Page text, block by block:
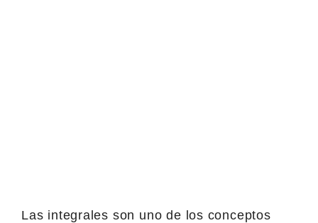
Las integrales son uno de los conceptos